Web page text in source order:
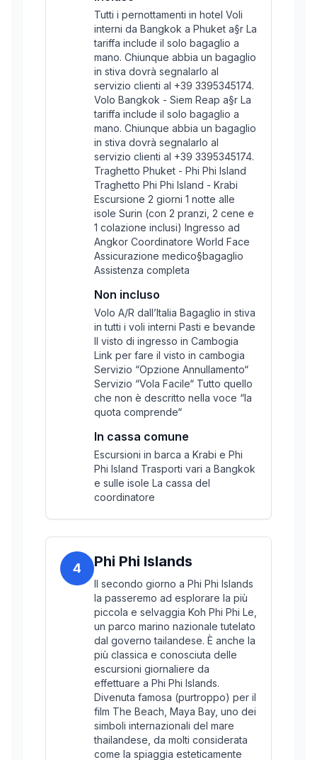
Tutti i pernottamenti in hotel Voli
interni da Bangkok a Phuket a§r La
tariffa include il solo bagaglio a
mano. Chiunque abbia un bagaglio
in stiva dovrà segnalarlo al
servizio clienti al +39 3395345174.
Volo Bangkok - Siem Reap a§r La
tariffa include il solo bagaglio a
mano. Chiunque abbia un bagaglio
in stiva dovrà segnalarlo al
servizio clienti al +39 3395345174.
Traghetto Phuket - Phi Phi Island
Traghetto Phi Phi Island - Krabi
Escursione 2 giorni 1 notte alle
isole Surin (con 2 pranzi, 2 cene e
1 colazione inclusi) Ingresso ad
Angkor Coordinatore World Face
Assicurazione medico§bagaglio
Assistenza completa
Non incluso
Volo A/R dall’Italia Bagaglio in stiva
in tutti i voli interni Pasti e bevande
Il visto di ingresso in Cambogia
Link per fare il visto in cambogia
Servizio “Opzione Annullamento“
Servizio “Vola Facile“ Tutto quello
che non è descritto nella voce “la
quota comprende“
In cassa comune
Escursioni in barca a Krabi e Phi
Phi Island Trasporti vari a Bangkok
e sulle isole La cassa del
coordinatore
4 Phi Phi Islands
Il secondo giorno a Phi Phi Islands
la passeremo ad esplorare la più
piccola e selvaggia Koh Phi Phi Le,
un parco marino nazionale tutelato
dal governo tailandese. È anche la
più classica e conosciuta delle
escursioni giornaliere da
effettuare a Phi Phi Islands.
Divenuta famosa (purtroppo) per il
film The Beach, Maya Bay, uno dei
simboli internazionali del mare
thailandese, da molti considerata
come la spiaggia esteticamente